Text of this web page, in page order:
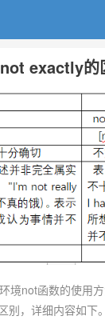
的区别：释义
境not函数的使用
别，详细内容如下